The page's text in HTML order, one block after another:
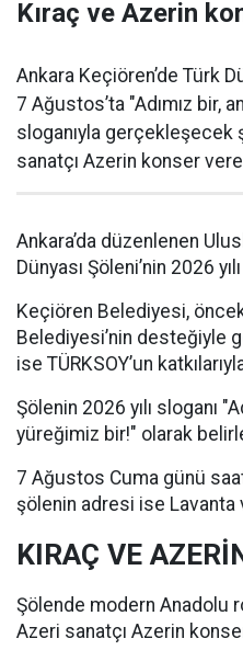
Kıraç ve Azerin
Ankara Keçiören’de Türk
7 Ağustos’ta "Adımız bir,
sloganıyla gerçekleşecek
sanatçı Azerin konser
Ankara’da düzenlenen
Dünyası Şöleni’nin 2026
Keçiören Belediyesi,
Belediyesi’nin desteğiyle
ise TÜRKSOY’un
Şölenin 2026 yılı sloganı
yüreğimiz bir!" olarak
7 Ağustos Cuma günü
şölenin adresi ise Lavanta
KIRAÇ VE
Şölende modern Anadolu
Azeri sanatçı Azerin